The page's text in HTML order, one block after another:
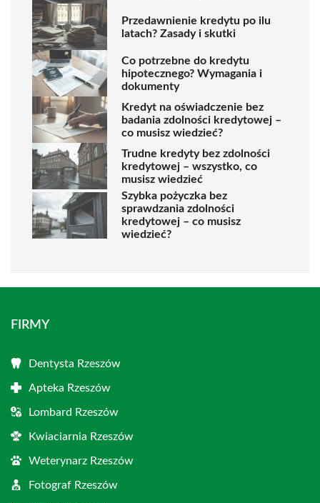
Przedawnienie kredytu po ilu
latach? Zasady i skutki
Co potrzebne do kredytu
hipotecznego? Wymagania i
dokumenty
Kredyt na oświadczenie bez
badania zdolności kredytowej –
co musisz wiedzieć?
Trudne kredyty bez zdolności
kredytowej – wszystko, co
musisz wiedzieć
Szybka pożyczka bez
sprawdzania zdolności
kredytowej – co musisz
wiedzieć?
FIRMY
Dentysta Rzeszów
Apteka Rzeszów
Lombard Rzeszów
Kwiaciarnia Rzeszów
Weterynarz Rzeszów
Fotograf Rzeszów